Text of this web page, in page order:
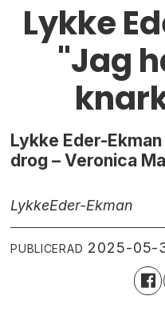
Lykke
"Jag
Lykke Eder-
drog – Veronica
LykkeEder-Ekman
PUBLICERAD 2025-